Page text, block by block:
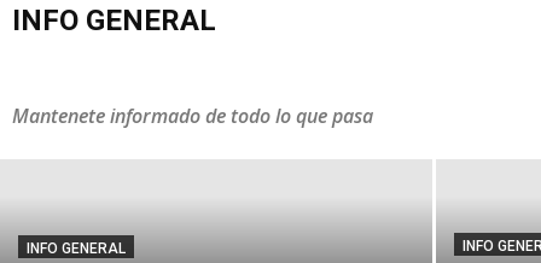
INFO GENERAL
Rusia 2018
Salud Tecnología
TIEMPO LIBRE
Mantenete informado de todo lo que pasa
Lionel
INFO GENERAL INFO